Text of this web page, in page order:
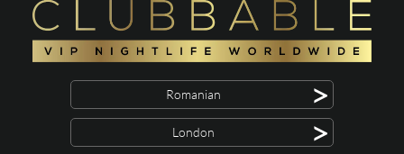
Romanian >
London >